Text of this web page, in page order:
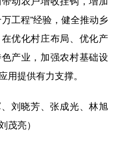
工程”经验，健全推动乡
优化村庄布局、优化产
产业，加强农村基础设
用提供有力支撑。
、刘晓芳、张成光、林旭
茂亮）